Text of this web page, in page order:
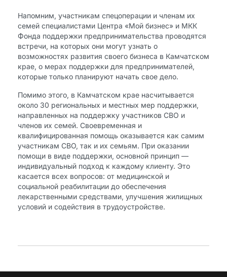
Напомним, участникам спецоперации и членам их
семей специалистами Центра «Мой бизнес» и МКК
Фонда поддержки предпринимательства проводятся
встречи, на которых они могут узнать о
возможностях развития своего бизнеса в Камчатском
крае, о мерах поддержки для предпринимателей,
которые только планируют начать свое дело.
Помимо этого, в Камчатском крае насчитывается
около 30 региональных и местных мер поддержки,
направленных на поддержку участников СВО и
членов их семей. Своевременная и
квалифицированная помощь оказывается как самим
участникам СВО, так и их семьям. При оказании
помощи в виде поддержки, основной принцип —
индивидуальный подход к каждому клиенту. Это
касается всех вопросов: от медицинской и
социальной реабилитации до обеспечения
лекарственными средствами, улучшения жилищных
условий и содействия в трудоустройстве.